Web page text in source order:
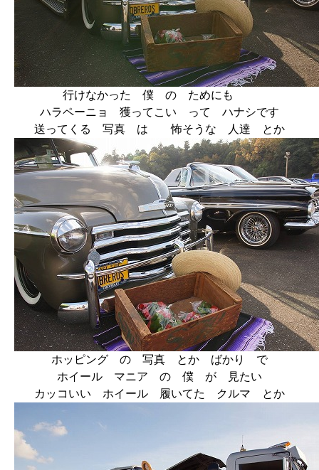
行けなかった 僕 の ためにも
ハラペーニョ 獲ってこい って ハナシです
送ってくる 写真 は 怖そうな 人達 とか
ホッピング の 写真 とか ばかり で
ホイール マニア の 僕 が 見たい
カッコいい ホイール 履いてた クルマ とか